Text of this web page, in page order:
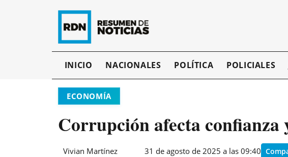
INICIO NACIONALES POLÍTICA POLICIALES
ECONOMÍA
Corrupción afecta
Vivian Martínez 31 de agosto de 2025 a las 09:40